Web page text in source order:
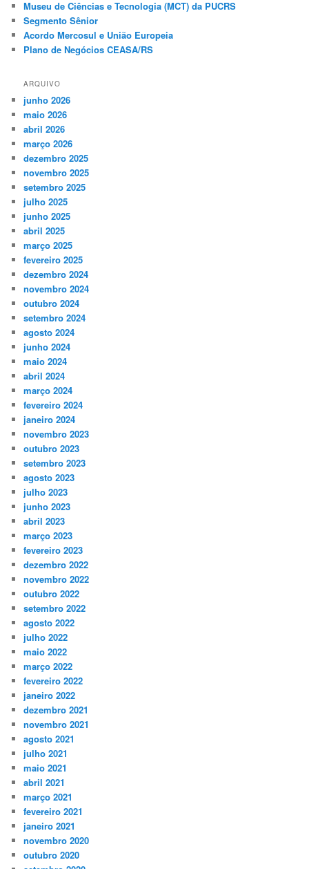
Museu de Ciências e Tecnologia (MCT) da PUCRS
Segmento Sênior
Acordo Mercosul e União Europeia
Plano de Negócios CEASA/RS
ARQUIVO
junho 2026
maio 2026
abril 2026
março 2026
dezembro 2025
novembro 2025
setembro 2025
julho 2025
junho 2025
abril 2025
março 2025
fevereiro 2025
dezembro 2024
novembro 2024
outubro 2024
setembro 2024
agosto 2024
junho 2024
maio 2024
abril 2024
março 2024
fevereiro 2024
janeiro 2024
novembro 2023
outubro 2023
setembro 2023
agosto 2023
julho 2023
junho 2023
abril 2023
março 2023
fevereiro 2023
dezembro 2022
novembro 2022
outubro 2022
setembro 2022
agosto 2022
julho 2022
maio 2022
março 2022
fevereiro 2022
janeiro 2022
dezembro 2021
novembro 2021
agosto 2021
julho 2021
maio 2021
abril 2021
março 2021
fevereiro 2021
janeiro 2021
novembro 2020
outubro 2020